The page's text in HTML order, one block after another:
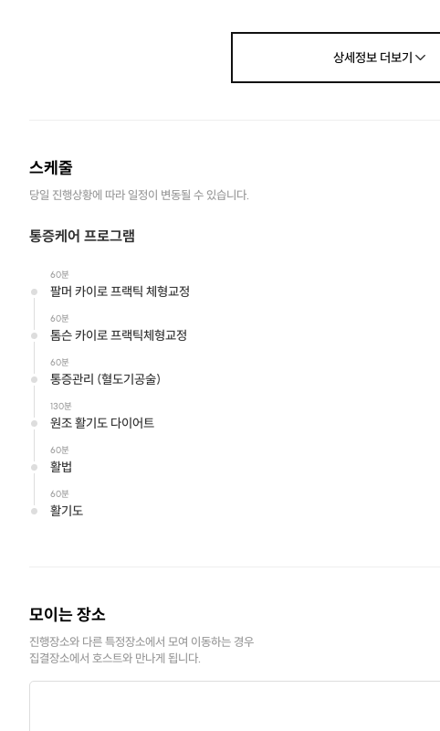
체형교정 카이로 프랙틱 잘하는곳 찿기힘드셨죠
A TOP TEAM 본점 입니다.
관리 전후의 차이를 비교 해보시면 만족하실거라 확신합니다
Detail
프립소개
흉내는 낼수 있어도 효과는 따라올수 없는 원조 활기도 다이어트
김생민의 비즈 정보쇼 출연 모습
현제 최선대표님 문래본점 에 계십니다 .
허벅지 복부 다이 어트 최고 기록
상세정보더보기
스케줄
당일 진행상황에 따라 일정이 변동될 수 있습니다.
통증케어 프로그램
60분
팔머 카이로 프랙틱 체형교정
60분
톰슨 카이로 프랙틱체형교정
60분
통증관리 (혈도기공술)
130분
원조 활기도 다이어트
60분
활법
60분
활기도
모이는 장소
진행장소와 다른 특정장소에서 모여 이동하는 경우
집결장소에서 호스트와 만나게 됩니다.